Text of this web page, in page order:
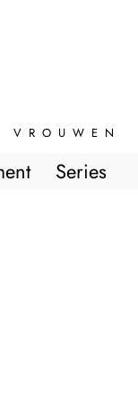
Series